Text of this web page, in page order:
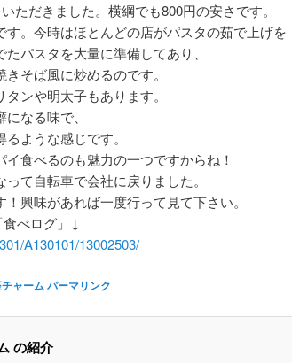
ただきました。横綱でも800円の安さです。
。今時はほとんどの店がパスタの茹で上げを
パスタを大量に準備してあり、
そば風に炒めるのです。
ンや明太子もあります。
なる味で、
ような感じです。
食べるのも魅力の一つですからね！
て自転車で会社に戻りました。
興味があれば一度行って見て下さい。
べログ」↓
A130101/13002503/
ャームパーマリンク
の紹介